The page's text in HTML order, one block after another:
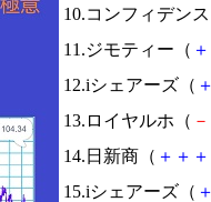
10.コンフィデン
11.ジモティー（ ＋
12.iシェアーズ（
13.ロイヤルホ（ －
14.日新商（ ＋ ＋ ＋
15.iシェアーズ（